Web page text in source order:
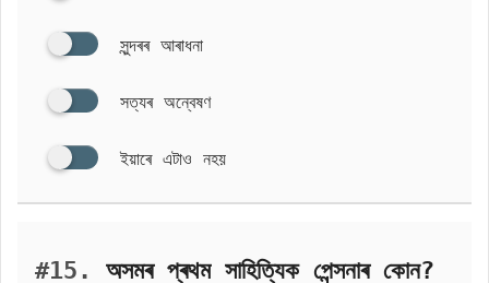
সুন্দৰৰ আৰাধনা
সত্যৰ অন্বেষণ
ইয়াৰে এটাও নহয়
#15. অসমৰ প্ৰথম সাহিত্যিক পেন্সনাৰ কোন?